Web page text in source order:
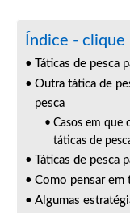
Índice -
Táticas de pesca
Outra tática de
pesca
Casos em que
táticas de
Táticas de pesca
Como pensar em
Algumas